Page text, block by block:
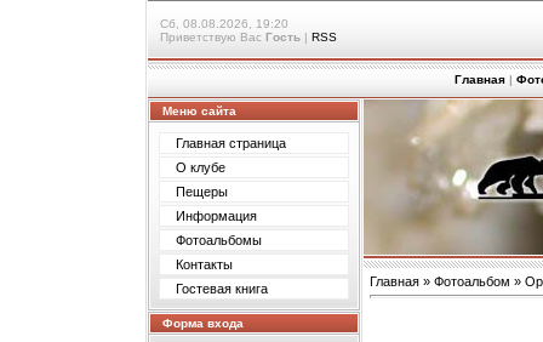
Сб, 08.08.2026, 19:20
Приветствую Вас Гость | RSS
Главная |
Меню сайта
Главная страница
О клубе
Пещеры
Информация
Фотоальбомы
Контакты
Гостевая книга
Форма входа
Главная » Фотоальбом »